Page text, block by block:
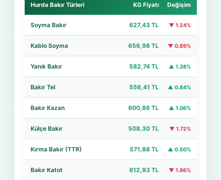
Hurda Bakır Türleri KG Fiyatı Değişim
Soyma Bakır 627,43 TL ▼ 1.24%
Kablo Soyma 656,98 TL ▼ 0.89%
Yanık Bakır 582,74 TL ▲ 1.38%
Bakır Tel 556,41 TL ▲ 0.84%
Bakır Kazan 600,86 TL ▲ 1.06%
Külçe Bakır 508,30 TL ▼ 1.72%
Kırma Bakır (TTR) 571,88 TL ▲ 0.50%
Bakır Katot 612,93 TL ▼ 1.86%